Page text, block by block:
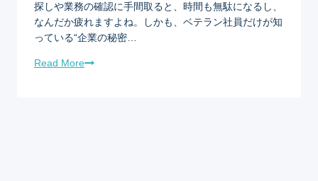
探しや業務の確認に手間取ると、時間も無駄になるし、
なんだか疲れますよね。しかも、ベテラン社員だけが知
っている“企業の秘密…
Read More